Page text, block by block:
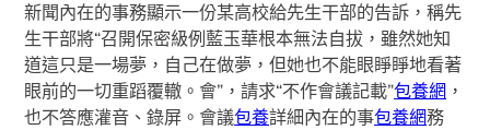
新聞內在的事務顯示一份某高校給先生干部的告訴，稱先
生干部將“召開保密級例藍玉華根本無法自拔，雖然她知
道這只是一場夢，自己在做夢，但她也不能眼睜睜地看著
眼前的一切重蹈覆轍。會”，請求“不作會議記載”包養網 ，
也不答應灌音、錄屏。會議包養詳細內在的事包養網務